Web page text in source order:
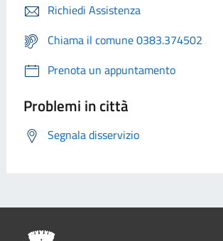
Richiedi Assistenza
Chiama il comune 0383.374502
Prenota un appuntamento
Problemi in città
Segnala disservizio